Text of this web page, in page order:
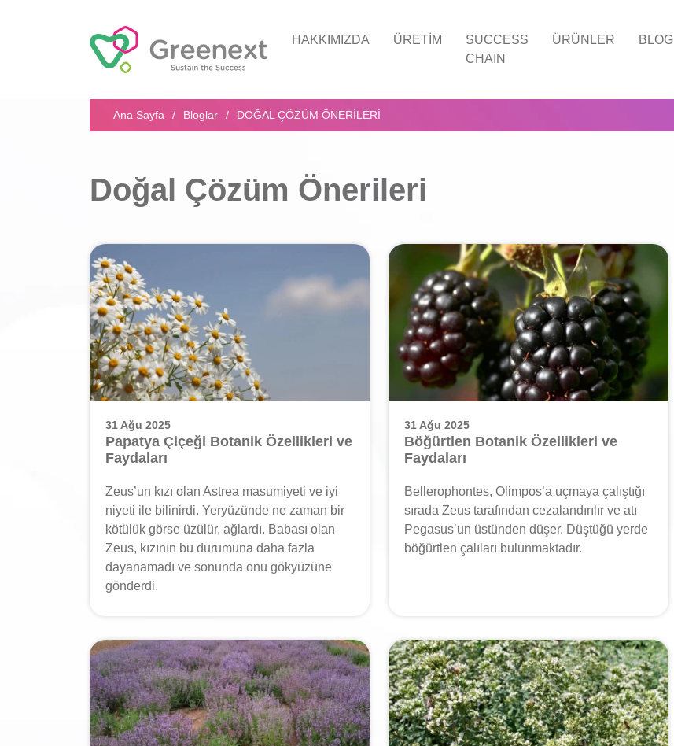
HAKKIMIZDA ÜRETIM
SUCCESS
CHAIN
ÜRÜNLER BLOG
Arama...
Ana Sayfa Bloglar DOĞAL ÇÖZÜM ÖNERILERI
Doğal Çözüm Önerileri
31 Ağu 2025
Papatya Çiçeği Botanik Özellikleri ve
Faydaları
Zeus’un kızı olan Astrea masumiyeti ve iyi
niyeti ile bilinirdi. Yeryüzünde ne zaman bir
kötülük görse üzülür, ağlardı. Babası olan
Zeus, kızının bu durumuna daha fazla
dayanamadı ve sonunda onu gökyüzüne
gönderdi.
31 Ağu 2025
Böğürtlen Botanik Özellikleri ve
Faydaları
Bellerophontes, Olimpos’a uçmaya çalıştığı
sırada Zeus tarafından cezalandırılır ve atı
Pegasus’un üstünden düşer. Düştüğü yerde
böğürtlen çalıları bulunmaktadır.